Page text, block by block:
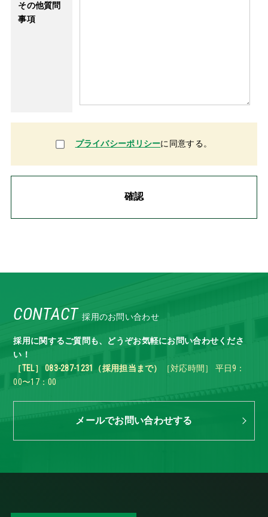
その他質問
事項
プライバシーポリシーに同意する。
CONTACT 採用のお問い合わせ
採用に関するご質問も、どうぞお気軽にお問い合わせくださ
い！
［TEL］ 083-287-1231（採用担当まで）
［対応時間］ 平日9：
00〜17：00
メールでお問い合わせする